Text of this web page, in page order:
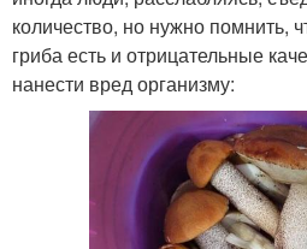
количество, но нужно помнить,
гриба есть и отрицательные
нанести вред организму: